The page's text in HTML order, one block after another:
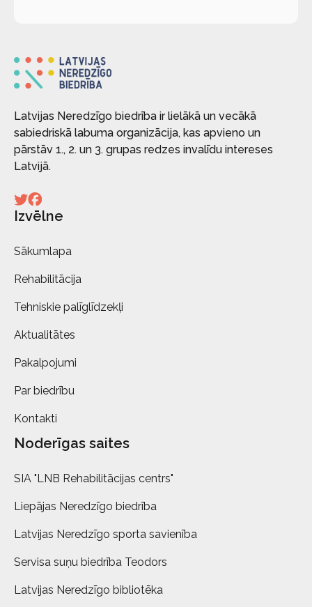
Latvijas Neredzīgo biedrība ir lielākā un vecākā
sabiedriskā labuma organizācija, kas apvieno un
pārstāv 1., 2. un 3. grupas redzes invalīdu intereses
Latvijā.
Izvēlne
Sākumlapa
Rehabilitācija
Tehniskie palīglīdzekļi
Aktualitātes
Pakalpojumi
Par biedrību
Kontakti
Noderīgas saites
SIA "LNB Rehabilitācijas centrs"
Liepājas Neredzīgo biedrība
Latvijas Neredzīgo sporta savienība
Servisa suņu biedrība Teodors
Latvijas Neredzīgo bibliotēka